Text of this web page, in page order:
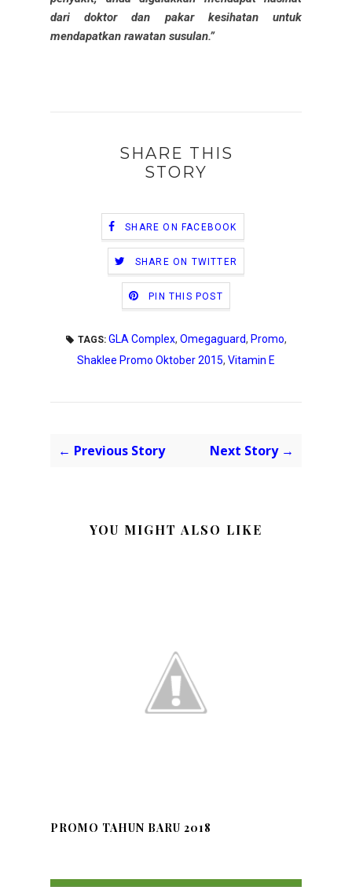
dari doktor dan pakar kesihatan untuk
mendapatkan rawatan susulan.”
SHARE THIS
STORY
SHARE ON FACEBOOK
SHARE ON TWITTER
PIN THIS POST
TAGS: GLA Complex, Omegaguard, Promo,
Shaklee Promo Oktober 2015, Vitamin E
← Previous Story Next Story →
YOU MIGHT ALSO LIKE
PROMO TAHUN BARU 2018